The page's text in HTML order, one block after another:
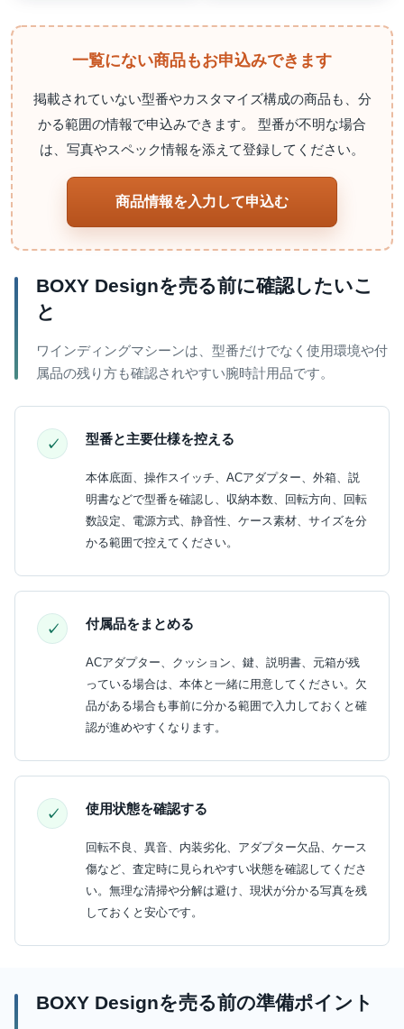
一覧にない商品もお申込みできます
掲載されていない型番やカスタマイズ構成の商品も、分
かる範囲の情報で申込みできます。 型番が不明な場合
は、写真やスペック情報を添えて登録してください。
商品情報を入力して申込む
BOXY Designを売る前に確認したいこ
と
ワインディングマシーンは、型番だけでなく使用環境や付
属品の残り方も確認されやすい腕時計用品です。
型番と主要仕様を控える
本体底面、操作スイッチ、ACアダプター、外箱、説
明書などで型番を確認し、収納本数、回転方向、回転
数設定、電源方式、静音性、ケース素材、サイズを分
かる範囲で控えてください。
付属品をまとめる
ACアダプター、クッション、鍵、説明書、元箱が残
っている場合は、本体と一緒に用意してください。欠
品がある場合も事前に分かる範囲で入力しておくと確
認が進めやすくなります。
使用状態を確認する
回転不良、異音、内装劣化、アダプター欠品、ケース
傷など、査定時に見られやすい状態を確認してくださ
い。無理な清掃や分解は避け、現状が分かる写真を残
しておくと安心です。
BOXY Designを売る前の準備ポイント